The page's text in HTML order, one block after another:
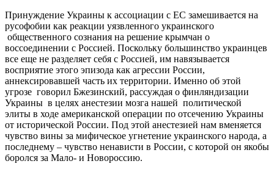
Принуждение Украины к ассоциации с ЕС замешивается на
русофобии как реакции уязвленного украинского
общественного сознания на решение крымчан о
воссоединении с Россией. Поскольку большинство украинцев
все еще не разделяет себя с Россией, им навязывается
восприятие этого эпизода как агрессии России,
аннексировавшей часть их территории. Именно об этой
угрозе говорил Бжезинский, рассуждая о финляндизации
Украины в целях анестезии мозга нашей политической
элиты в ходе американской операции по отсечению Украины
от исторической России. Под этой анестезией нам вменяется
чувство вины за мифическое угнетение украинского народа, а
последнему – чувство ненависти в России, с которой он якобы
боролся за Мало- и Новороссию.